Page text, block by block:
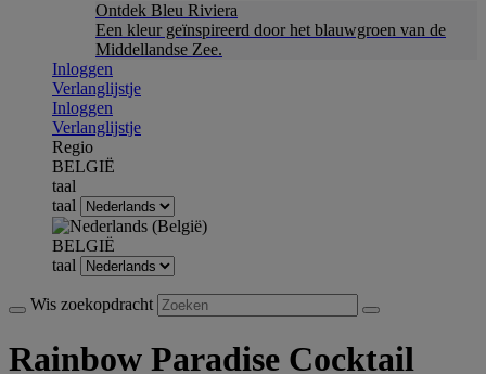
Ontdek Bleu Riviera
Een kleur geïnspireerd door het blauwgroen van de
Middellandse Zee.
Inloggen
Verlanglijstje
Inloggen
Verlanglijstje
Regio
BELGIË
taal
taal
BELGIË
taal
Wis zoekopdracht
Rainbow Paradise Cocktail